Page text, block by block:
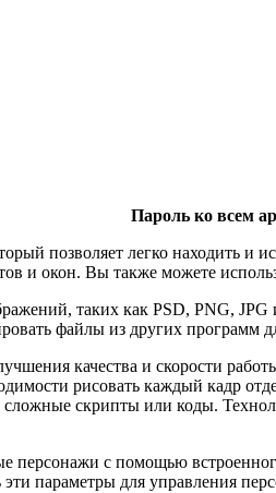
Пароль ко всем
позволяет легко находить
и окон. Вы также можете
таких как PSD, PNG,
файлы из других программ
качества и скорости
рисовать каждый кадр
скрипты или коды.
персонажи с помощью
параметры для управления